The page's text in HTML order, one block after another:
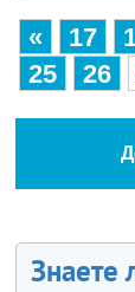
« 17
25
26
Знаете